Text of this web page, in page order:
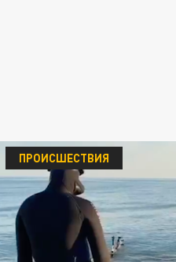
ПРОИСШЕСТВИЯ